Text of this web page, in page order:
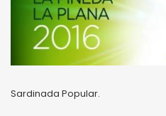
Sardinada Popular.